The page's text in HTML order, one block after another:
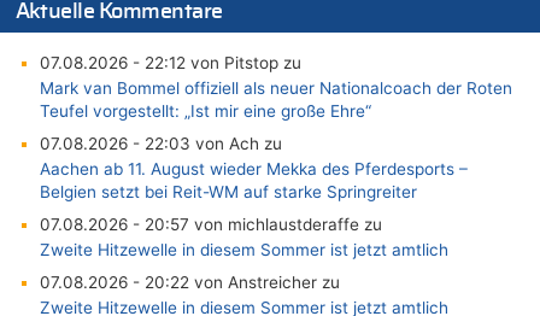
Aktuelle Kommentare
07.08.2026 - 22:12 von Pitstop zu
Mark van Bommel offiziell als neuer Nationalcoach der Roten
Teufel vorgestellt: „Ist mir eine große Ehre“
07.08.2026 - 22:03 von Ach zu
Aachen ab 11. August wieder Mekka des Pferdesports –
Belgien setzt bei Reit-WM auf starke Springreiter
07.08.2026 - 20:57 von michlaustderaffe zu
Zweite Hitzewelle in diesem Sommer ist jetzt amtlich
07.08.2026 - 20:22 von Anstreicher zu
Zweite Hitzewelle in diesem Sommer ist jetzt amtlich